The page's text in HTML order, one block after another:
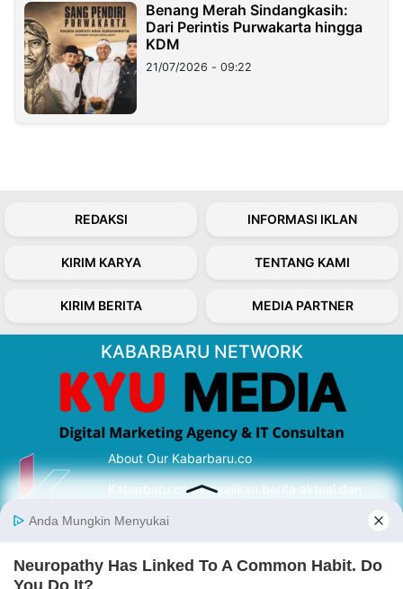
Benang Merah Sindangkasih:
Dari Perintis Purwakarta hingga
KDM
21/07/2026 - 09:22
REDAKSI INFORMASI IKLAN
KIRIM KARYA TENTANG KAMI
KIRIM BERITA MEDIA PARTNER
KABARBARU NETWORK
About Our Kabarbaru.co
Kabarbaru.co menyajikan berita aktual dan
serta terverifikasi dari sumber yang tepat.
Follow Kabarbaru